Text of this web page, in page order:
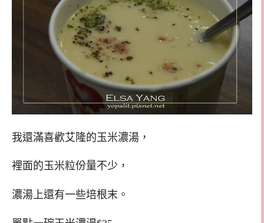
我還滿喜歡艾隆的玉米濃湯，
裡面的玉米粒份量不少，
濃湯上還有一些培根末。